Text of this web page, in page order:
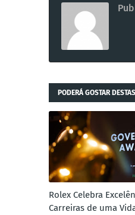
PODERÁ GOSTAR
Rolex Celebra
Carreiras de uma